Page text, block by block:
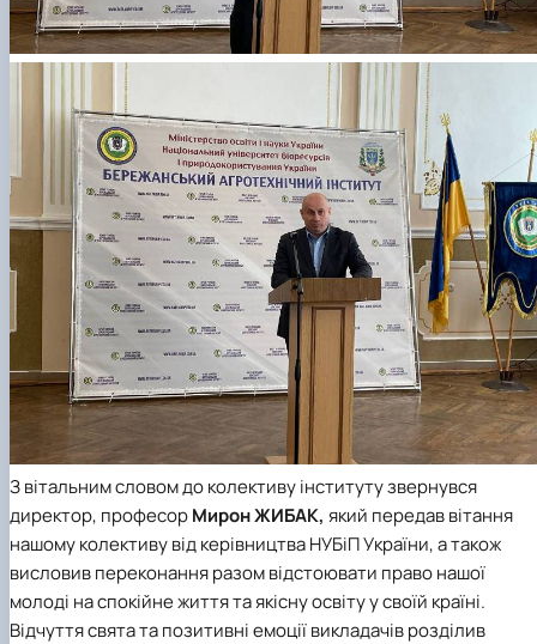
З вітальним словом до колективу інституту звернувся
директор, професорМирон ЖИБАК, який передав вітання
нашому колективу від керівництва НУБіП України, а також
висловив переконання разом відстоювати право нашої
молоді на спокійне життя та якісну освіту у своїй країні.
Відчуття свята та позитивні емоції викладачів розділив